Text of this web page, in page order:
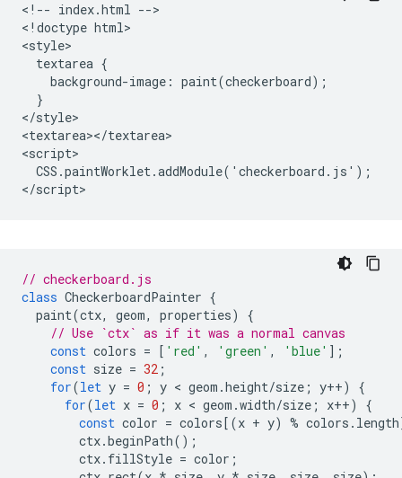
<!-- index.html -->
<!doctype html>
<style>
  textarea {
    background-image: paint(checkerboard);
  }
</style>
<textarea></textarea>
<script>
  CSS.paintWorklet.addModule('checkerboard.js');
// checkerboard.js
class CheckerboardPainter {
paint(ctx, geom, properties)
{
// Use `ctx` as if it was a normal canvas
const colors = [ 'red' , 'green' , 'blue' ];
const size = 32 ;
for(let y = 0 ; y < geom .height/size ; y++)
{
for(let x = 0 ; x < geom .width/size ; x++)
{
const color = colors[(x + y) % colors . length
ctx.beginPath();
ctx. fillStyle = color ;